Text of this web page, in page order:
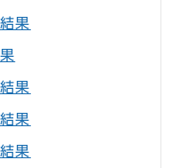
果
果
果
果